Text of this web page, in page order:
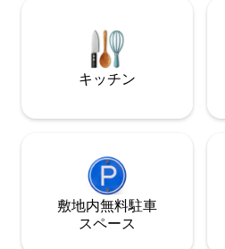
キッチン
敷地内無料駐⁠車
ス⁠ペ⁠ー⁠ス